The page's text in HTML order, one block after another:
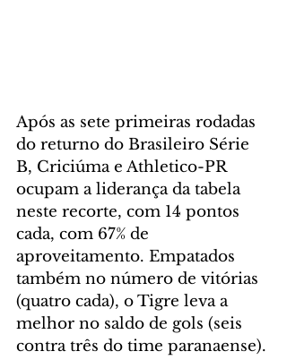
Após as sete primeiras rodadas
do returno do Brasileiro Série
B, Criciúma e Athletico-PR
ocupam a liderança da tabela
neste recorte, com 14 pontos
cada, com 67% de
aproveitamento. Empatados
também no número de vitórias
(quatro cada), o Tigre leva a
melhor no saldo de gols (seis
contra três do time paranaense).